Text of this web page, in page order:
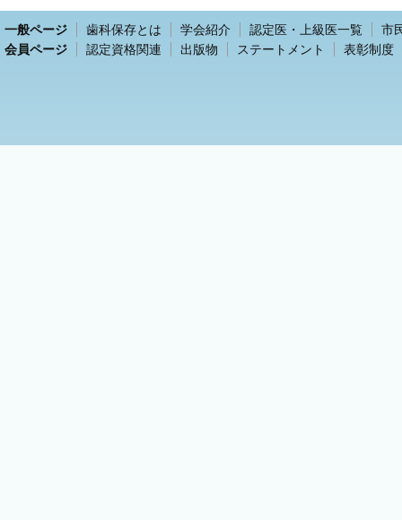
一般ページ 歯科保存とは 学会紹介 認定医・上級医一覧
市
会員ページ
認定資格関連 出版物 ステートメント 表彰制度